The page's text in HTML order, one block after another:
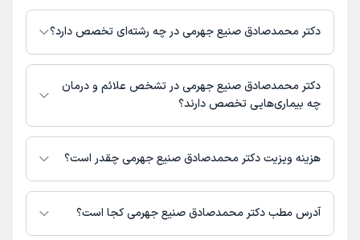
در صورتی کهدکتر محمدصادق صنیع جهرمیدارای پروفایل فعال و نوبت‌دهی باز
در پلتفرم دکترتو باشند، می‌توانید از طریق این پلتفرم برای دریافت نوبت اقدام
کنید. در صورت فعال بودن پروفایل پزشک در دکترتو، امکان مشاهده نوبت‌های
آزاد، آدرس مطب، شماره تماس، برنامه حضور در مطب، تصاویر پزشک، ساعات
کاری و سایر اطلاعات مرتبط با خدمات پزشکی و نوبت‌گیری ممکن است در پروفایل
ایشان در دکترتو در دسترس باشد
دکتر محمدصادق صنیع جهرمی در چه رشته‌ای تخصص دارد؟
دکتر محمدصادق صنیع جهرمی در رشته‌های زیر (پزشکی) تخصص دارند:
بیهوشی
دکتر محمدصادق صنیع جهرمی در تشخص علائم و درمان
چه بیماری‌هایی تخصص دارند؟
دکتر محمدصادق صنیع جهرمی در تشخیص علائم و درمان بیماری‌های مرتبط با
بیهوشی فعالیت می‌کنند.
هزینه ویزیت دکتر محمدصادق صنیع جهرمی چقدر است؟
برای اطلاع از هزینه ویزیت دکتر محمدصادق صنیع جهرمی، لازم است با مطب
تماس بگیرید.
آدرس مطب دکتر محمدصادق صنیع جهرمی کجا است؟